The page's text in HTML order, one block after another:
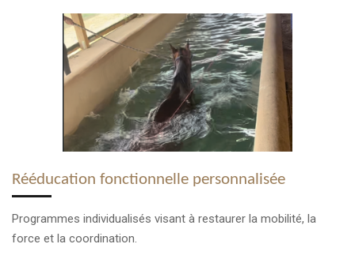
Rééducation fonctionnelle personnalisée
Programmes individualisés visant à restaurer la mobilité, la
force et la coordination.